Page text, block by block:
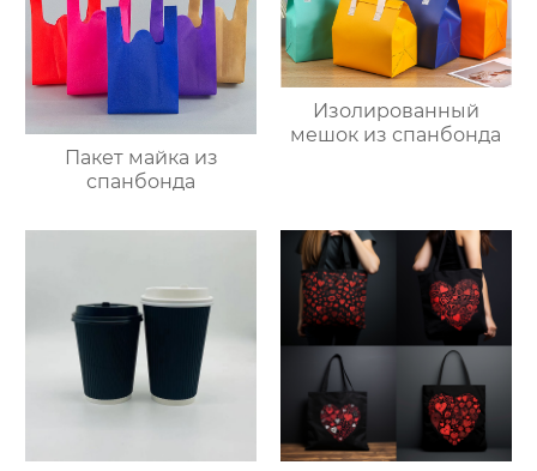
Пакет майка из
спанбонда
Изолированный
мешок из спанбонда